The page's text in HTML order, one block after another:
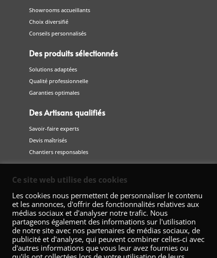
Showrooms accueillants
Choix diversifié
Conseils personnalisés
Des produits sélectionnés
Solutions adaptées
Qualité professionnelle
Garanties optimales
Des Artisans qualifiés
Savoir-faire experts
Devis maîtrisés
Chantiers responsables
Ce site web utilise des cookies
Les cookies nous permettent de personnaliser le contenu
et les annonces, d'offrir des fonctionnalités relatives aux
médias sociaux et d'analyser notre trafic. Nous
partageons également des informations sur l'utilisation
de notre site avec nos partenaires de médias sociaux, de
publicité et d'analyse, qui peuvent combiner celles-ci avec
d'autres informations que vous leur avez fournies ou